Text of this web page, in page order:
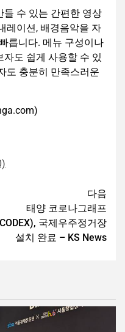
들 수 있는 간편한 영상
레이션, 배경음악을 자
릅니다. 메뉴 구성이나
도 쉽게 사용할 수 있
도 충분히 만족스러운
다음
태양 코로나그래프
국제우주정거장
설치 완료 – KS News